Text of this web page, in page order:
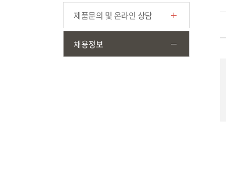
제품문의 및 온라인 상담
채용정보